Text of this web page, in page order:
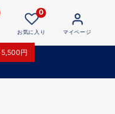
5,500円
0
お気に入り マイページ